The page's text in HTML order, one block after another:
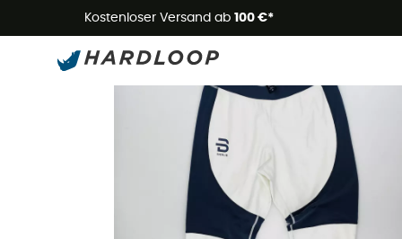
Kostenloser Versand ab 100 €*